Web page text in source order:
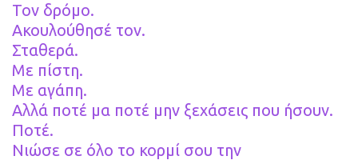
Τον δρόμο.
Ακουλούθησέ τον.
Σταθερά.
Με πίστη.
Με αγάπη.
Αλλά ποτέ μα ποτέ μην ξεχάσεις που ήσουν.
Ποτέ.
Νιώσε σε όλο το κορμί σου την